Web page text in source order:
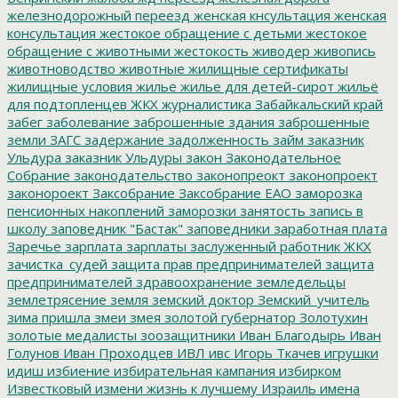
железнодорожный переезд женская кнсультация женская
консультация жестокое обращение с детьми жестокое
обращение с животными жестокость живодер живопись
животноводство животные жилищные сертификаты
жилищные условия жилье жилье для детей-сирот жильё
для подтопленцев ЖКХ журналистика Забайкальский край
забег заболевание заброшенные здания заброшенные
земли ЗАГС задержание задолженность займ заказник
Ульдура заказник Ульдуры закон Законодательное
Собрание законодательство законопреокт законопроект
законороект Заксобрание Заксобрание ЕАО заморозка
пенсионных накоплений заморозки занятость запись в
школу заповедник "Бастак" заповедники заработная плата
Заречье зарплата зарплаты заслуженный работник ЖКХ
зачистка_судей защита прав предпринимателей защита
предпринимателей здравоохранение земледельцы
землетрясение земля земский доктор Земский_учитель
зима пришла змеи змея золотой губернатор Золотухин
золотые медалисты зоозащитники Иван Благодырь Иван
Голунов Иван Проходцев ИВЛ ивс Игорь Ткачев игрушки
идиш избиение избирательная кампания избирком
Известковый измени жизнь к лучшему Израиль имена